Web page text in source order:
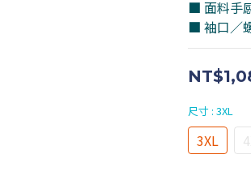
■ 面料手
■ 袖口／
尺寸 : 3XL
3XL